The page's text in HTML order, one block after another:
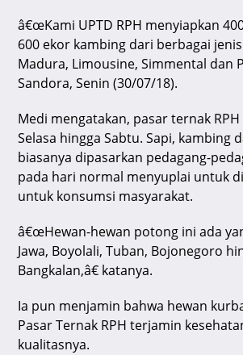
â€œKami UPTD RPH menyiapkan
600 ekor kambing dari berbagai
Madura, Limousine, Simmental dan
Sandora, Senin (30/07/18).
Medi mengatakan, pasar ternak
Selasa hingga Sabtu. Sapi, kambing
biasanya dipasarkan pedagang-
pada hari normal menyuplai untuk
untuk konsumsi masyarakat.
â€œHewan-hewan potong ini ada
Jawa, Boyolali, Tuban, Bojonegoro
Bangkalan,â€ katanya.
Ia pun menjamin bahwa hewan
Pasar Ternak RPH terjamin
kualitasnya.